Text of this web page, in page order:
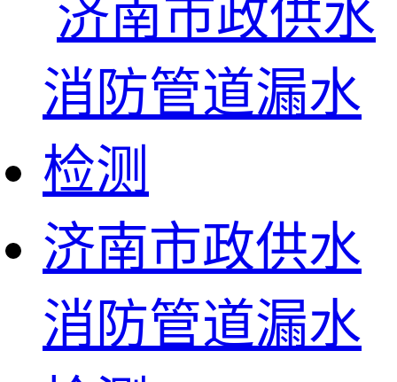
济南市政供水
消防管道漏水